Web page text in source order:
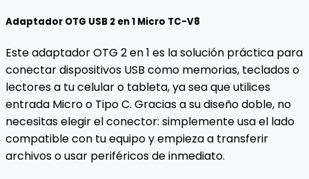
Adaptador OTG USB 2 en 1 Micro TC-V8
Este adaptador OTG 2 en 1 es la solución práctica para
conectar dispositivos USB como memorias, teclados o
lectores a tu celular o tableta, ya sea que utilices
entrada Micro o Tipo C. Gracias a su diseño doble, no
necesitas elegir el conector: simplemente usa el lado
compatible con tu equipo y empieza a transferir
archivos o usar periféricos de inmediato.